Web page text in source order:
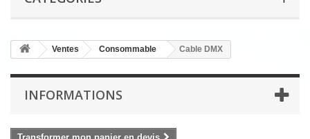
Ventes Consommable Cable DMX
INFORMATIONS